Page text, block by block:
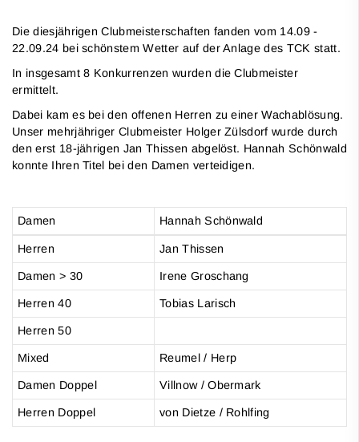
Die diesjährigen Clubmeisterschaften fanden vom 14.09 -
22.09.24 bei schönstem Wetter auf der Anlage des TCK statt.
In insgesamt 8 Konkurrenzen wurden die Clubmeister
ermittelt.
Dabei kam es bei den offenen Herren zu einer Wachablösung.
Unser mehrjähriger Clubmeister Holger Zülsdorf wurde durch
den erst 18-jährigen Jan Thissen abgelöst. Hannah Schönwald
konnte Ihren Titel bei den Damen verteidigen.
Damen Hannah Schönwald
Herren Jan Thissen
Damen > 30 Irene Groschang
Herren 40 Tobias Larisch
Herren 50
Mixed Reumel / Herp
Damen Doppel Villnow / Obermark
Herren Doppel von Dietze / Rohlfing